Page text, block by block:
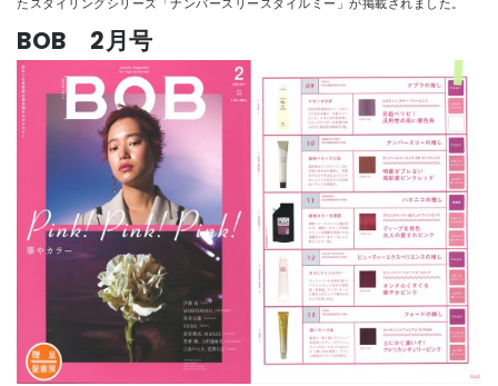
たスタイリングシリーズ「ナンバースリースタイルミー」が掲載されました。
BOB 2月号